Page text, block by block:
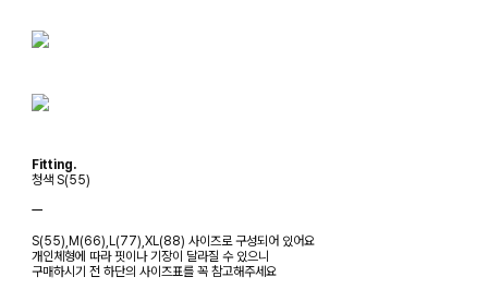
Fitting.
청색 S(55)
ㅡ
S(55),M(66),L(77),XL(88) 사이즈로 구성되어 있어요
개인체형에 따라 핏이나 기장이 달라질 수 있으니
구매하시기 전 하단의 사이즈표를 꼭 참고해주세요